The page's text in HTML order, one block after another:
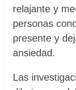
relajante y
personas
presente y
ansiedad.
Las